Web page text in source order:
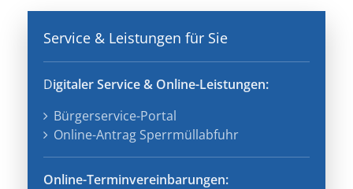
Service & Leistungen für Sie
Digitaler Service & Online-Leistungen:
Bürgerservice-Portal
Online-Antrag Sperrmüllabfuhr
Online-Terminvereinbarungen: